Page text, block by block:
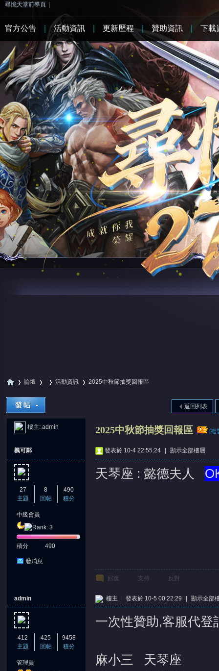
尋憶天堂前導頁
»
論壇
› ›
活動資訊 2025中秋節抽獎回報區
返回列表
樓主: admin 2025中秋節抽獎回報區 [複
楓可鄰
27
主題
8
回帖
490
積分
中級會員
積分 490
發消息
發表於 10-4 22:55:24 顯示全部樓層
天琴座 : 懿德夫人
回復 支持 反對
admin
412
主題
425
回帖
9458
積分
管理員
樓主 發表於 10-5 00:22:29 顯示全部
一次性贊助,客服代登
麻小三 天琴座